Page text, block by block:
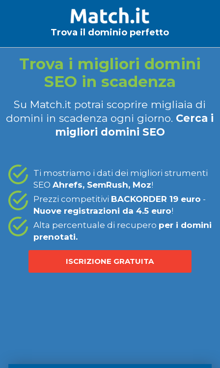
Trova il dominio perfetto
Trova i migliori domini
SEO in scadenza
Su Match.it potrai scoprire migliaia di
domini in scadenza ogni giorno. Cerca i
migliori domini SEO
Ti mostriamo i dati dei migliori strumenti
SEO Ahrefs, SemRush, Moz!
Prezzi competitivi BACKORDER 19 euro -
Nuove registrazioni da 4.5 euro!
Alta percentuale di recupero per i domini
prenotati.
ISCRIZIONE GRATUITA